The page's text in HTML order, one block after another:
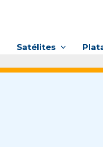
Satélites